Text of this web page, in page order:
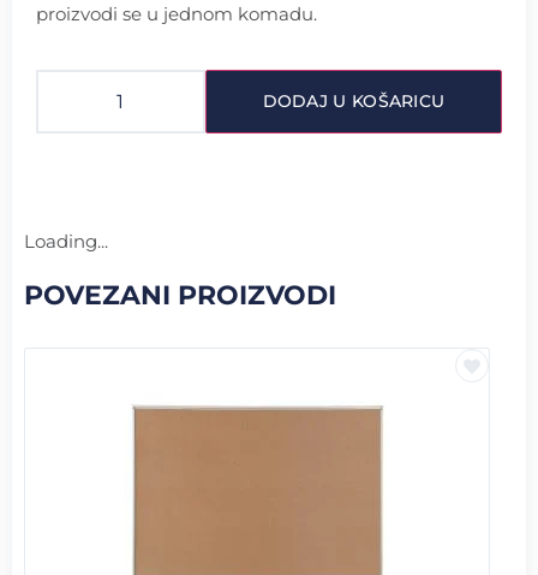
proizvodi se u jednom komadu.
DODAJ U KOŠARICU
Loading...
POVEZANI PROIZVODI